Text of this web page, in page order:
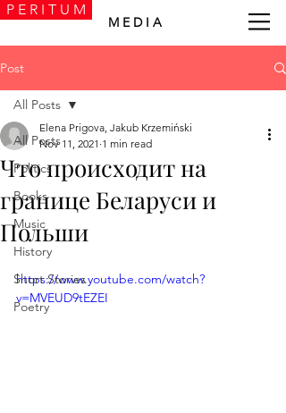
P E R I T U M
M E D I A
Post
All Posts
Politics
Books
Music
History
Short Stories
Poetry
All Posts
Что происходит на
границе Беларуси и
Польши
Elena Prigova, Jakub Krzemiński
Nov 11, 2021 1 min read
https://www.youtube.com/watch?
v=MVEUD9tEZEI